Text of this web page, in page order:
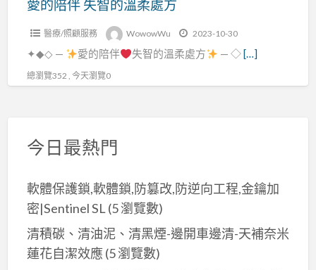
愛的陪伴 失智的溫柔處方
醫療/照顧服務 WowowWu 2023-10-30
✦◆◇ — 愛的陪伴 失智的溫柔處方 — ◇[…]
總瀏覽352 , 今天瀏覽0
今日最熱門
軟體保護鎖,軟體鎖,防篡改,防逆向工程,金鑰加
密|Sentinel SL (5 瀏覽數)
清積碳、清油泥、清黑煙-邊開車邊清-天補奈米
蓮花自潔效應(5 瀏覽數)